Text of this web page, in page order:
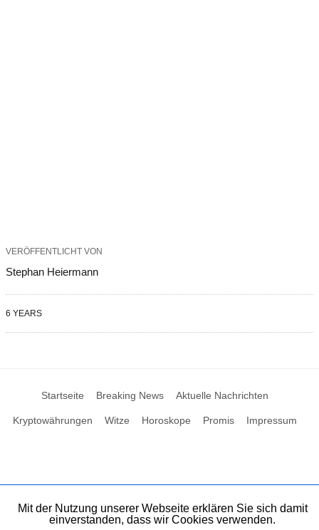
VERÖFFENTLICHT VON
Stephan Heiermann
6 YEARS
Startseite Breaking News Aktuelle Nachrichten
Kryptowährungen Witze Horoskope Promis Impressum
Mit der Nutzung unserer Webseite erklären Sie sich damit
einverstanden, dass wir Cookies verwenden.